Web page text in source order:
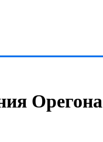
Орегона